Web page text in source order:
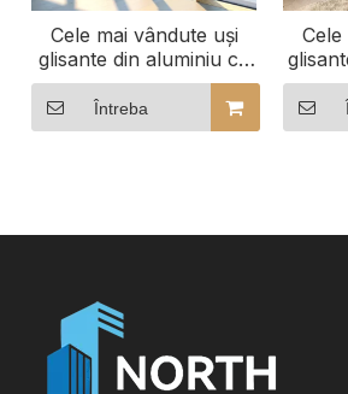
Cele mai vândute uși
glisante din aluminiu cu
șine multiple din
America de Nord, cu
număr personalizabil de
Întreba
Cele
din
un